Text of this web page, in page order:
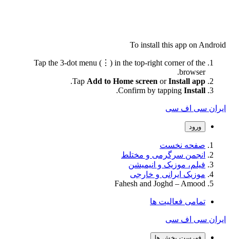
To install this app on Android
Tap the 3-dot menu (⋮) in the top-right corner of the
browser.
Tap Add to Home screen orInstall app
.
Confirm by tapping Install
.
ایران سی اف سی
ورود
صفحه نخست
انجمن سرگرمی و مختلط
فیلم، موزیک و انیمیشن
موزیک ایرانی و خارجی
Fahesh and Joghd – Amood
تمامی فعالیت ها
ایران سی اف سی